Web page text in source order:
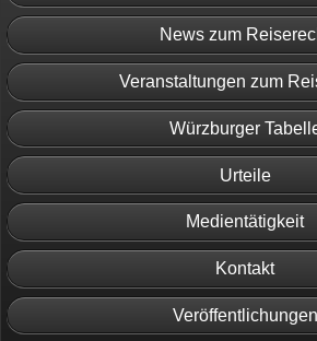
News zum
Veranstaltungen zum
Würzburger
Urteile
Medientätigkeit
Kontakt
Veröffentlichungen